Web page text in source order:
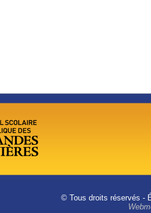
© Tous droits réservés -